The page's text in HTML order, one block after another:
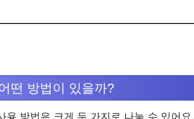
떤 방법이 있을까?
방법은 크게 두 가지로 나눌 수 있어요.